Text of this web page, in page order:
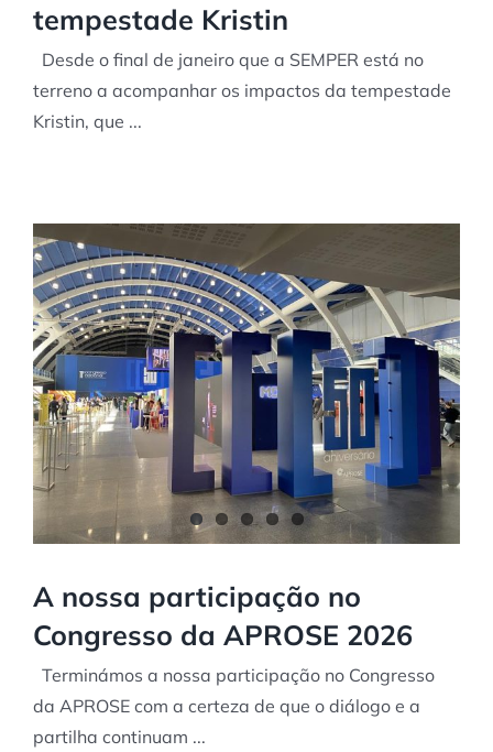
tempestade Kristin
Desde o final de janeiro que a SEMPER está no
terreno a acompanhar os impactos da tempestade
Kristin, que ...
A nossa participação no
Congresso da APROSE 2026
Terminámos a nossa participação no Congresso
da APROSE com a certeza de que o diálogo e a
partilha continuam ...